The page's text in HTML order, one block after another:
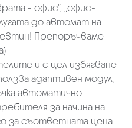
- офис“, „oфис-
до автомат на
Препоръчваме
и с цел избягване
адаптивен модул,
автоматично
за начина на
за съответната цена